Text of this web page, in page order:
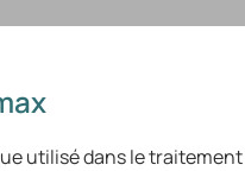
utilisé dans le